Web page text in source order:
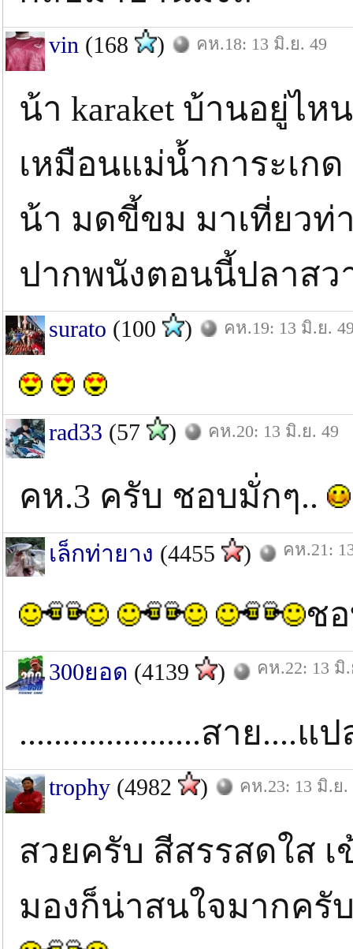
vin (168 ) คห.18: 13 มิ.ย. 49
น้า karaket บ้านอยู่ไ
เหมือนแม่น้ำการะเกด
น้า มดขี้ขม มาเที่ยวท่
ปากพนังตอนนี้ปลาสว
surato (100 ) คห.19: 13 มิ.ย.
rad33 (57 ) คห.20: 13 มิ.ย. 49
คห.3 ครับ ชอบมั่กๆ..
เล็กท่ายาง (4455 ) คห.21:
ช
300ยอด (4139 ) คห.22: 13 มิ
.....................สาย....แ
trophy (4982 ) คห.23: 13 มิ.ย.
สวยครับ สีสรรสดใส
มองก็น่าสนใจมากครั